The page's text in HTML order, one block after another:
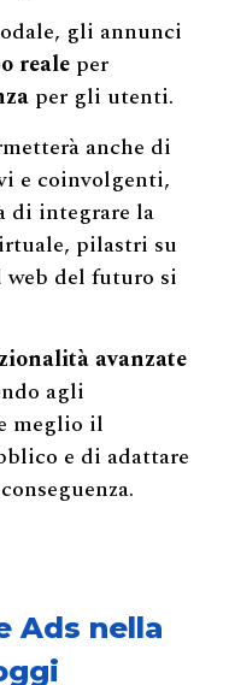
gli annunci
reale per
per gli utenti.
anche di
e coinvolgenti,
di integrare la
pilastri su
del futuro si
avanzate
agli
meglio il
e di adattare
Ads nella